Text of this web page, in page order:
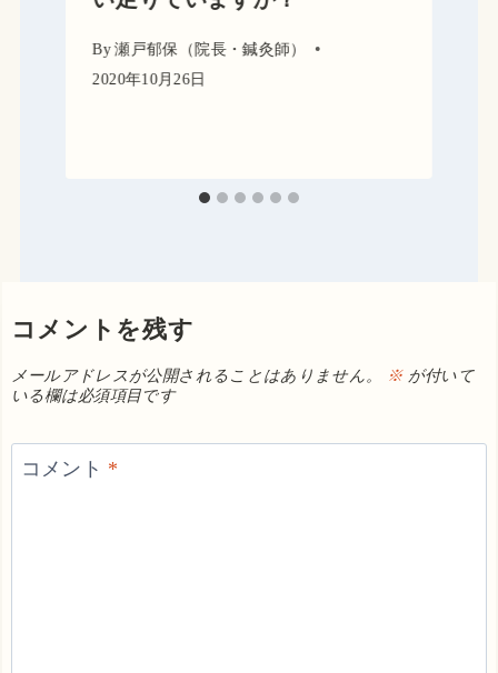
By瀬戸郁保（院長・鍼灸師）
2020年10月26日
コメントを残す
メールアドレスが公開されることはありません。 ※が付いて
いる欄は必須項目です
コメント *